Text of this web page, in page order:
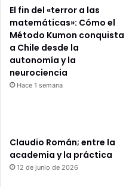
El fin del «terror a las
matemáticas»: Cómo el
Método Kumon conquista
a Chile desde la
autonomía y la
neurociencia
Hace 1 semana
Claudio Román; entre la
academia y la práctica
12 de junio de 2026